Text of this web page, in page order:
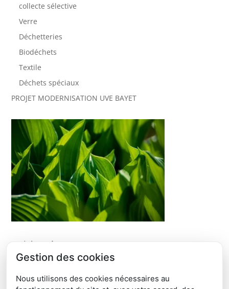
collecte sélective
Verre
Déchetteries
Biodéchets
Textile
Déchets spéciaux
PROJET MODERNISATION UVE BAYET
Articles récents
ÉTUDE DE FAISABILITÉ DÉVELOPPEMENT ORGANISATION
Gestion des cookies
Nous utilisons des cookies nécessaires au